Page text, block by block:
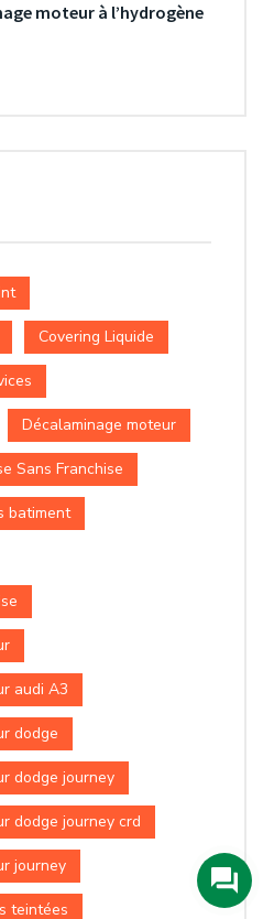
moteur à l’hydrogène
Covering Liquide
Décalaminage moteur
Sans Franchise
batiment
audi A3
dodge
dodge journey
dodge journey crd
journey
teintées